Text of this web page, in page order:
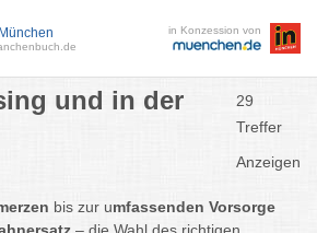
in Konzession von
und in der
29
Treffer
Anzeigen
bis zur umfassenden Vorsorge